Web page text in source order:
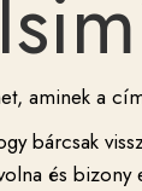
aminek a
bárcsak
és